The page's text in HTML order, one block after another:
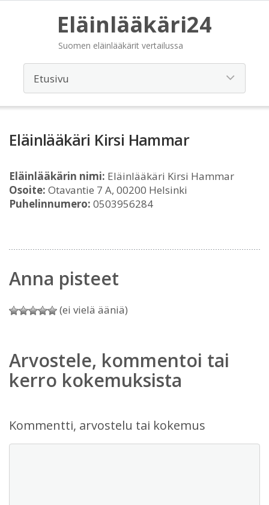
Eläinlääkäri24
Suomen eläinlääkärit vertailussa
Eläinlääkäri Kirsi Hammar
Eläinlääkärin nimi: Eläinlääkäri Kirsi Hammar
Osoite: Otavantie 7 A, 00200 Helsinki
Puhelinnumero: 0503956284
Anna pisteet
(ei vielä ääniä)
Arvostele, kommentoi tai
kerro kokemuksista
Kommentti, arvostelu tai kokemus